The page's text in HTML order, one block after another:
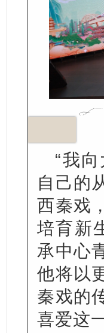
“我
自己的
西秦戏
培育新
承中心
他将以
秦戏的
喜爱这